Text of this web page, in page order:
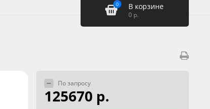
0 В корзине
0 р.
По запросу
125670 р.